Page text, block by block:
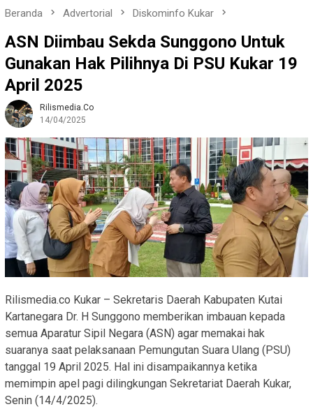
Beranda Advertorial Diskominfo Kukar
ASN Diimbau Sekda Sunggono Untuk
Gunakan Hak Pilihnya Di PSU Kukar 19
April 2025
Rilismedia.co
14/04/2025
Rilismedia.co Kukar – Sekretaris Daerah Kabupaten Kutai
Kartanegara Dr. H Sunggono memberikan imbauan kepada
semua Aparatur Sipil Negara (ASN) agar memakai hak
suaranya saat pelaksanaan Pemungutan Suara Ulang (PSU)
tanggal 19 April 2025. Hal ini disampaikannya ketika
memimpin apel pagi dilingkungan Sekretariat Daerah Kukar,
Senin (14/4/2025).